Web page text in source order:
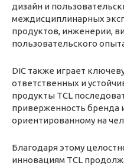
дизайн и
междисциплинарных
продуктов, инженерии,
пользовательского
DIC также играет
ответственных и
продукты TCL
приверженность бренда
ориентированному на
Благодаря этому
инновациям TCL